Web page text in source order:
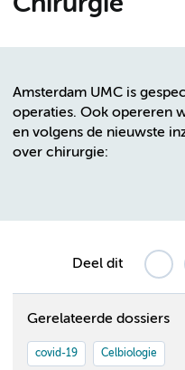
Amsterdam UMC is
operaties. Ook opereren
en volgens de nieuwste
over chirurgie:
Deel dit
Gerelateerde dossiers
covid-19 Celbiologie